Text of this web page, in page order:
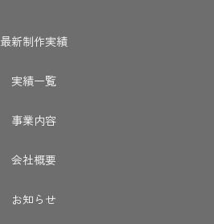
最新制作実績
実績一覧
事業内容
会社概要
お知らせ